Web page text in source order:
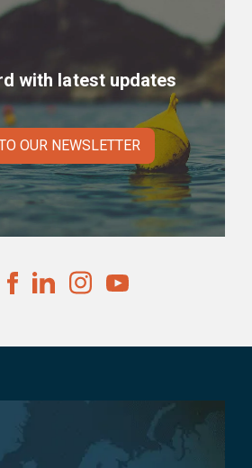
with latest updates
OUR NEWSLETTER